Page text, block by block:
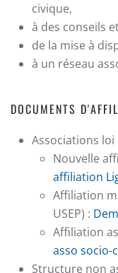
civique,
à des conseils
de la mise à
à un réseau
DOCUMENTS
Associations loi
Nouvelle
affiliation
Affiliation
USEP) :
Affiliation
asso socio-
Structure non